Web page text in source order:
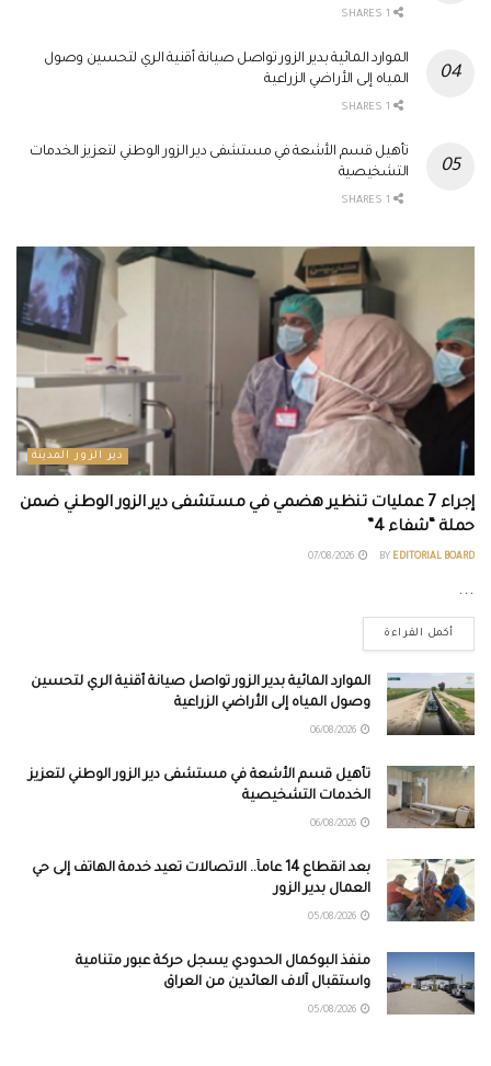
الموارد المائية بدير الزور تواصل صيانة أقنية الري لتحسين وصول
المياه إلى الأراضي الزراعية
تأهيل قسم الأشعة في مستشفى دير الزور الوطني لتعزيز الخدمات
التشخيصية
دير الزور المدينة
إجراء 7 عمليات تنظير هضمي في مستشفى دير الزور الوطني ضمن
حملة “شفاء 4”
BY EDITORIAL BOARD
...
أكمل القراءة
الموارد المائية بدير الزور تواصل صيانة أقنية الري لتحسين
وصول المياه إلى الأراضي الزراعية
تأهيل قسم الأشعة في مستشفى دير الزور الوطني لتعزيز
الخدمات التشخيصية
بعد انقطاع 14 عاماً.. الاتصالات تعيد خدمة الهاتف إلى حي
العمال بدير الزور
منفذ البوكمال الحدودي يسجل حركة عبور متنامية
واستقبال آلاف العائدين من العراق